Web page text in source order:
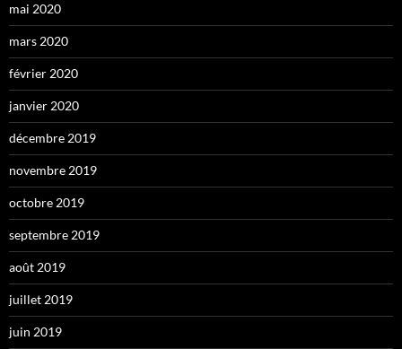
mai 2020
mars 2020
février 2020
janvier 2020
décembre 2019
novembre 2019
octobre 2019
septembre 2019
août 2019
juillet 2019
juin 2019